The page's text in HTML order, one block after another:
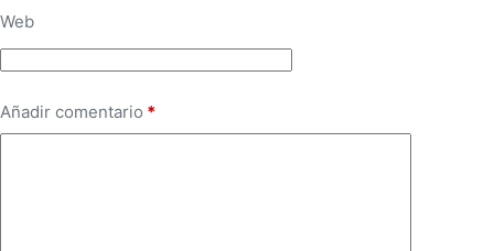
Web
Añadir comentario *